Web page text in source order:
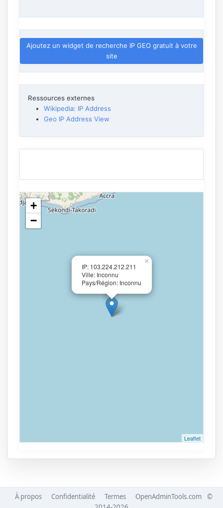
Ajoutez un widget de recherche IP GEO gratuit à votre
site
Ressources externes
Wikipedia: IP Address
Geo IP Address View
IP: 103.224.212.211
Ville: Inconnu
Pays/Région: Inconnu
×
+
−
Leaflet
À propos Confidentialité Termes OpenAdminTools.com
©